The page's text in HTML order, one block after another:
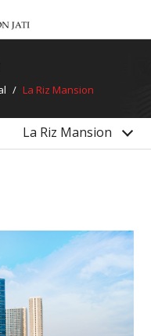
/ La Riz Mansion
La Riz Mansion
2
Tower (PM Phase 5)